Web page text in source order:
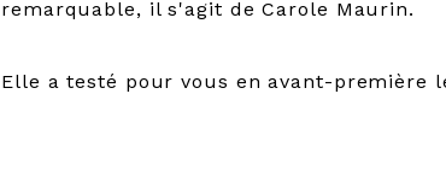
remarquable, il s'agit de Carole Maurin.
Elle a testé pour vous en avant-première